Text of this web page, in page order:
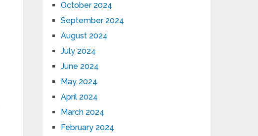
October 2024
September 2024
August 2024
July 2024
June 2024
May 2024
April 2024
March 2024
February 2024